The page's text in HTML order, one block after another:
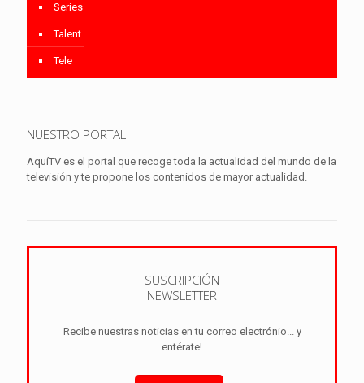
Series
Talent
Tele
NUESTRO PORTAL
AquíTV es el portal que recoge toda la actualidad del mundo de la
televisión y te propone los contenidos de mayor actualidad.
SUSCRIPCIÓN
NEWSLETTER
Recibe nuestras noticias en tu correo electrónio... y
entérate!